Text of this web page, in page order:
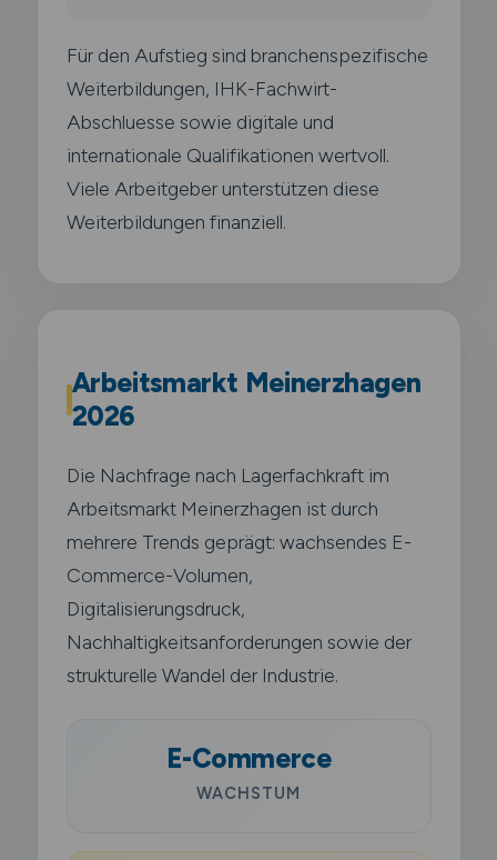
Für den Aufstieg sind branchenspezifische
Weiterbildungen, IHK-Fachwirt-
Abschluesse sowie digitale und
internationale Qualifikationen wertvoll.
Viele Arbeitgeber unterstützen diese
Weiterbildungen finanziell.
Arbeitsmarkt Meinerzhagen
2026
Die Nachfrage nach Lagerfachkraft im
Arbeitsmarkt Meinerzhagen ist durch
mehrere Trends geprägt: wachsendes E-
Commerce-Volumen,
Digitalisierungsdruck,
Nachhaltigkeitsanforderungen sowie der
strukturelle Wandel der Industrie.
E-Commerce
WACHSTUM